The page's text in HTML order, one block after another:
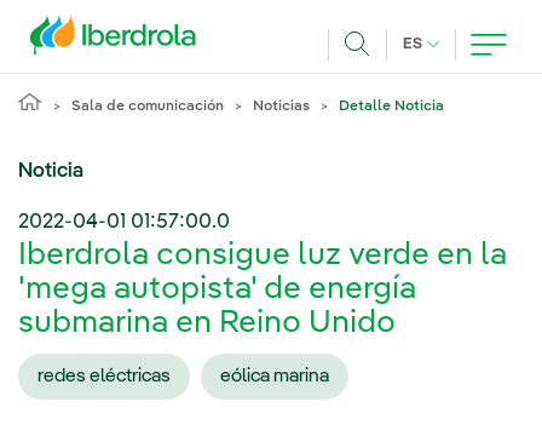
ES IDIOMA
Sala de comunicación Noticias Detalle Noticia
Noticia
2022-04-01 01:57:00.0
Iberdrola consigue luz verde en la
'mega autopista' de energía
submarina en Reino Unido
redes eléctricas eólica marina